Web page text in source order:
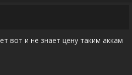
вот и не знает цену таким аккам